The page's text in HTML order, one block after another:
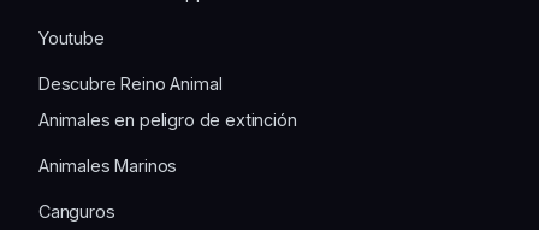
Youtube
Descubre Reino Animal
Animales en peligro de extinción
Animales Marinos
Canguros